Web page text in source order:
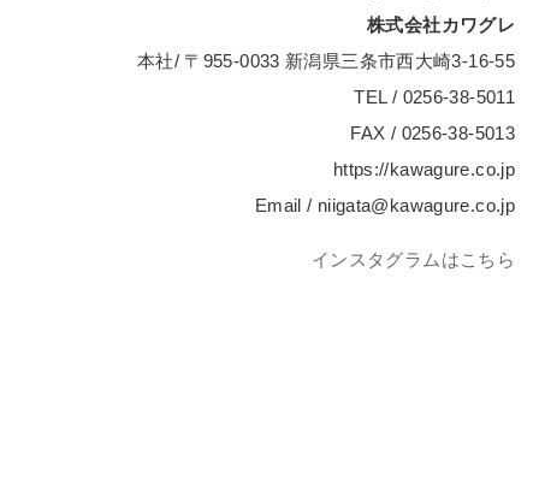
株式会社カワグレ
本社/ 〒955-0033 新潟県三条市西大崎3-16-55
TEL / 0256-38-5011
FAX / 0256-38-5013
https://kawagure.co.jp
Email / niigata@kawagure.co.jp
インスタグラムはこちら